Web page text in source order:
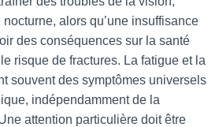
alors qu’une insuffisance
des conséquences sur la santé
risque de fractures. La fatigue et la
souvent des symptômes universels
indépendamment de la
attention particulière doit être